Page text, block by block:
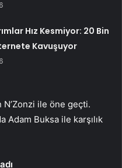
Hız Kesmiyor: 20 Bin
Kavuşuyor
ile öne geçti.
Adam Buksa ile karşılık